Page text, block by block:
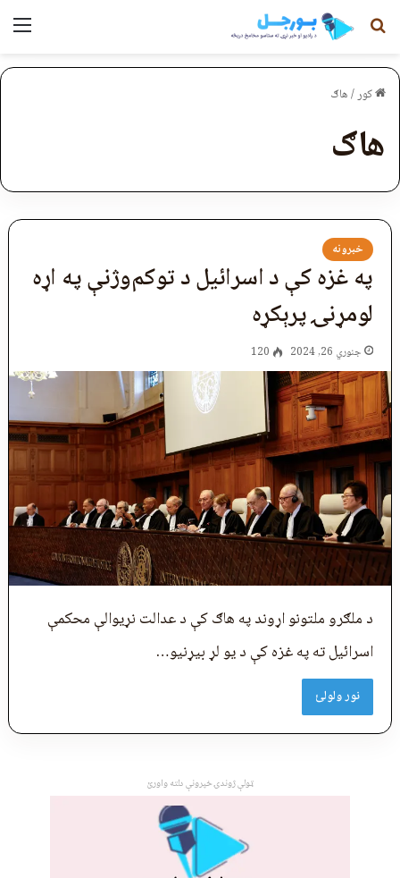
لټون
کور/هاګ
هاګ
خبرونه
په غزه کې د اسرائیل د توکم‌وژنې په اړه
لومړنۍ پرېکړه
جنوري 26, 2024 120
د ملګرو ملتونو اړوند په هاګ کې د عدالت نړیوالې محکمې
اسرائيل ته په غزه کې د یو لړ بيړنیو…
نور ولولئ
ټولې ژوندۍ خپرونې دلته واورئ